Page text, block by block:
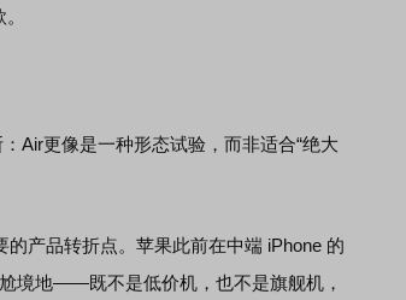
更像是一种形态试验，而非适合“绝大
产品转折点。苹果此前在中端 iPhone 的
境地——既不是低价机，也不是旗舰机，